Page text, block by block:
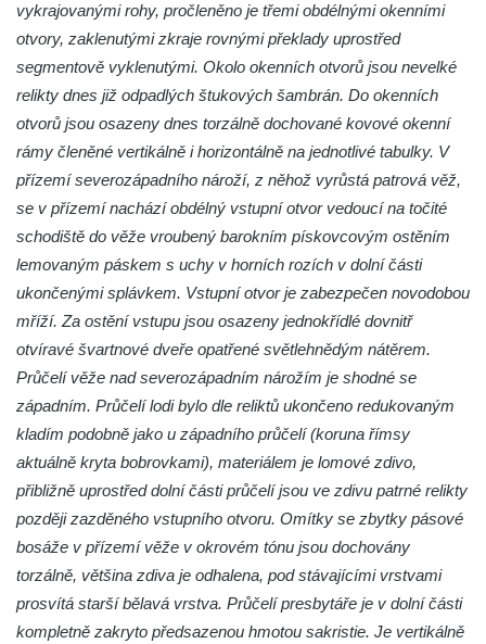
Kostel svatého Jana Nepomuckého ve
Starých Křečanech
Kostel svatého Kryštofa v Kryštofově Údolí
Hrobka rodiny Havlovy na hřbitově v
Chloumku v Mělníku
Kostel Nejsvětější Trojice na hřbitově v
Chloumku v Mělníku
Kaple svatého Jana Nepomuckého na
Chloumečku v Mělníku
Hřbitovní kaple ve Svoru
Kaple na rozcestí v jižní části Budyně nad
Ohří
Kaple v centru Roudníčku
Kaple u domu čp. 51 v Roudníčku
Kostel svatého Floriána v Podbradci
Kaple na západním okraji Ředhoště
Kostel svatého Jiljí v Ředhošti
vykrajovanými rohy, pročleněno je třemi obdélnými okenními
otvory, zaklenutými zkraje rovnými překlady uprostřed
segmentově vyklenutými. Okolo okenních otvorů jsou nevelké
relikty dnes již odpadlých štukových šambrán. Do okenních
otvorů jsou osazeny dnes torzálně dochované kovové okenní
rámy členěné vertikálně i horizontálně na jednotlivé tabulky. V
přízemí severozápadního nároží, z něhož vyrůstá patrová věž,
se v přízemí nachází obdélný vstupní otvor vedoucí na točité
schodiště do věže vroubený barokním pískovcovým ostěním
lemovaným páskem s uchy v horních rozích v dolní části
ukončenými splávkem. Vstupní otvor je zabezpečen novodobou
mříží. Za ostění vstupu jsou osazeny jednokřídlé dovnitř
otvíravé švartnové dveře opatřené světlehnědým nátěrem.
Průčelí věže nad severozápadním nárožím je shodné se
západním. Průčelí lodi bylo dle reliktů ukončeno redukovaným
kladím podobně jako u západního průčelí (koruna římsy
aktuálně kryta bobrovkami), materiálem je lomové zdivo,
přibližně uprostřed dolní části průčelí jsou ve zdivu patrné relikty
později zazděného vstupního otvoru. Omítky se zbytky pásové
bosáže v přízemí věže v okrovém tónu jsou dochovány
torzálně, většina zdiva je odhalena, pod stávajícími vrstvami
prosvítá starší bělavá vrstva. Průčelí presbytáře je v dolní části
kompletně zakryto předsazenou hmotou sakristie. Je vertikálně